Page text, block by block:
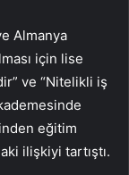
Almanya
için lise
ve “Nitelikli iş
eğitim
ilişkiyi tartıştı.